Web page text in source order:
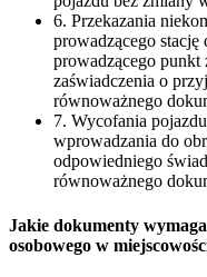
6. Przekazania
prowadzącego
prowadzącego punkt
zaświadczenia o
równoważnego
7. Wycofania
wprowadzania do
odpowiedniego
równoważnego
Jakie dokumenty
osobowego w